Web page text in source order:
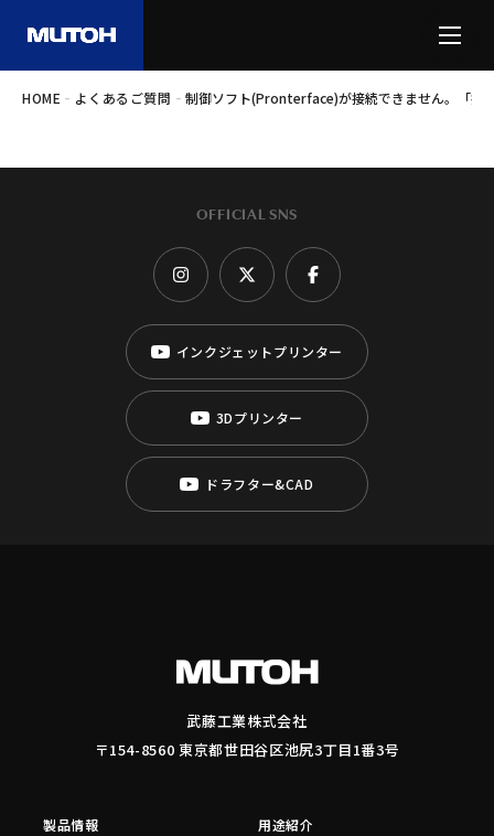
HOME - よくあるご質問 - 制御ソフト(Pronterface)が接続できません。「接
OFFICIAL SNS
インクジェットプリンター
3Dプリンター
ドラフター&CAD
武藤工業株式会社
〒154-8560 東京都世田谷区池尻3丁目1番3号
製品情報
用途紹介